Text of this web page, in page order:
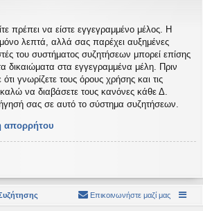
πρέπει να είστε εγγεγραμμένο μέλος. Η
λεπτά, αλλά σας παρέχει αυξημένες
του συστήματος συζητήσεων μπορεί επίσης
δικαιώματα στα εγγεγραμμένα μέλη. Πριν
ότι γνωρίζετε τους όρους χρήσης και τις
να διαβάσετε τους κανόνες κάθε Δ.
σας σε αυτό το σύστημα συζητήσεων.
απορρήτου
Επικοινωνήστε μαζί μας